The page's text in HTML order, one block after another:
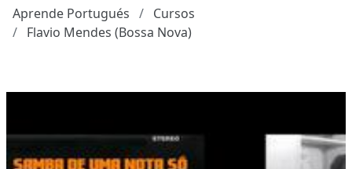
Aprende Portugués
Cursos
Flavio Mendes (Bossa Nova)